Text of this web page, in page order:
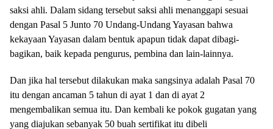
saksi ahli. Dalam sidang tersebut saksi ahli menanggapi sesuai
dengan Pasal 5 Junto 70 Undang-Undang Yayasan bahwa
kekayaan Yayasan dalam bentuk apapun tidak dapat dibagi-
bagikan, baik kepada pengurus, pembina dan lain-lainnya.
Dan jika hal tersebut dilakukan maka sangsinya adalah Pasal 70
itu dengan ancaman 5 tahun di ayat 1 dan di ayat 2
mengembalikan semua itu. Dan kembali ke pokok gugatan yang
yang diajukan sebanyak 50 buah sertifikat itu dibeli